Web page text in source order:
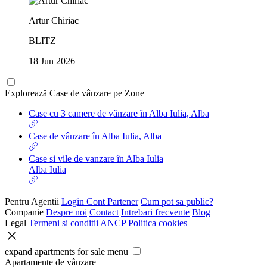
Artur Chiriac
BLITZ
18 Jun 2026
Explorează Case de vânzare pe Zone
Case cu 3 camere de vânzare în Alba Iulia, Alba
Case de vânzare în Alba Iulia, Alba
Case si vile de vanzare în Alba Iulia
Alba Iulia
Pentru Agentii Login Cont Partener Cum pot sa public?
Companie Despre noi Contact Intrebari frecvente Blog
Legal Termeni si conditii ANCP Politica cookies
expand apartments for sale menu
Apartamente de vânzare